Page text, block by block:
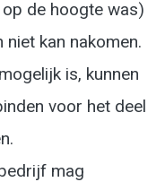
de hoogte was)
kan nakomen.
is, kunnen
voor het deel
mag